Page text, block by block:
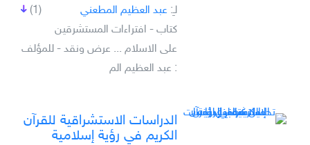
(1) لـِ: عبد العظيم المطعني
كتاب - افتراءات المستشرقين
على الاسلام ... عرض ونقد - للمؤلف
: عبد العظيم الم
الدراسات الاستشراقية للقرآن
الكريم في رؤية إسلامية